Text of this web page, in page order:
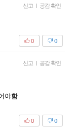
신고 | 공감 확인
0
0
신고 | 공감 확인
야함
0
0